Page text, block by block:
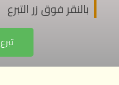
بالنقر فوق زر التبرع
تبرع